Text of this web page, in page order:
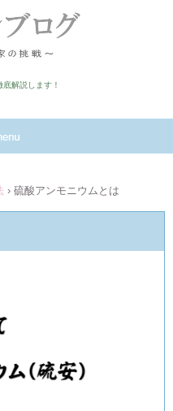
解説します！
› 硫酸アンモニウムとは